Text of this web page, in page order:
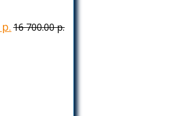
16 700.00 р.